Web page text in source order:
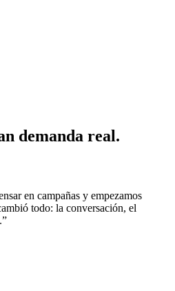
demanda real.
en campañas y empezamos
todo: la conversación, el